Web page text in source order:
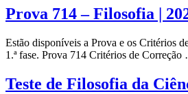
Prova 714 – Filosofia |
Estão disponíveis a Prova e os Critérios
1.ª fase. Prova 714 Critérios de
Teste de Filosofia da